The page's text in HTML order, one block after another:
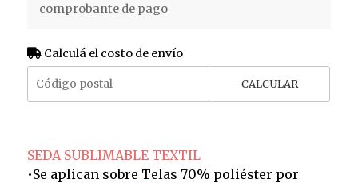
comprobante de pago
Calculá el costo de envío
CALCULAR
SEDA SUBLIMABLE TEXTIL
•Se aplican sobre Telas 70% poliéster por